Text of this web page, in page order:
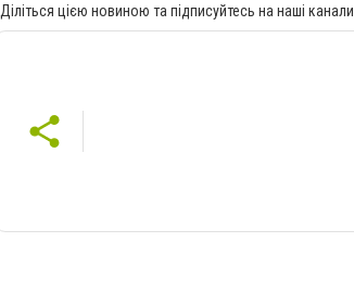
Діліться цією новиною та підписуйтесь на наші канали